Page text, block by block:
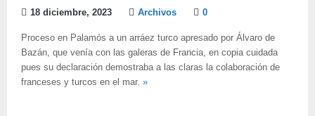
18 diciembre, 2023 Archivos 0
Proceso en Palamós a un arráez turco apresado por Álvaro de
Bazán, que venía con las galeras de Francia, en copia cuidada
pues su declaración demostraba a las claras la colaboración de
franceses y turcos en el mar. »